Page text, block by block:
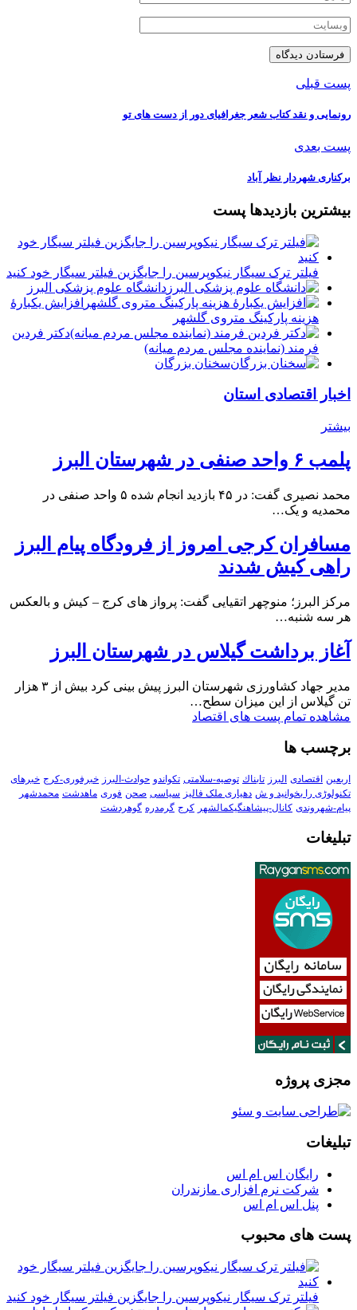
پست قبلی
رونمایی و نقد کتاب شعر جغرافیای دور از دست های تو
پست بعدی
برکناری شهردار نظر آباد
بیشترین بازدیدها پست
فیلتر ترک سیگار نیکوپرسین را جایگزین فیلتر سیگار خود کنید
دانشگاه علوم پزشکی البرز
افزایش یکبارۀ
هزینه پارکینگ متروی گلشهر
دكتر فردين
فرمند (نماينده مجلس مردم میانه)
سخنان بزرگان
اخبار اقتصادی استان
بیشتر
پلمب ۶ واحد صنفی در شهرستان البرز
محمد نصیری گفت: در ۴۵ بازدید انجام شده ۵ واحد صنفی در
محمدیه و یک…
مسافران کرجی امروز از فرودگاه پیام البرز
راهی کیش شدند
مرکز البرز؛ منوچهر اتقیایی گفت: پرواز های کرج – کیش و بالعکس
هر سه شنبه…
آغاز برداشت گیلاس در شهرستان البرز
مدیر جهاد کشاورزی شهرستان البرز پیش بینی کرد بیش از ۳ هزار
تن گیلاس از این میزان سطح…
مشاهده تمام پست های اقتصاد
برچسب ها
اربعین اقتصادی البرز تابناك توصیه-سلامتی تکواندو حوادث-البرز خبرفوری-کرج خبرهای
تکنولوڑی را بخوانید و ش دهیاری ملک فالیز سیاسی صحن فوری ماهدشت محمدشهر
پیام-شهروندی کانال-پیشاهنگیکمالشهر کرج گرمدره گوهردشت
تبلیغات
مجزی پروژه
تبلیغات
رایگان اس ام اس
شرکت نرم افزاری مازندران
پنل اس ام اس
پست های محبوب
فیلتر ترک سیگار نیکوپرسین را جایگزین فیلتر سیگار خود کنید